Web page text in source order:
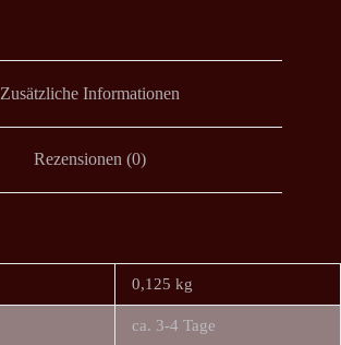
Zusätzliche Informationen
Rezensionen (0)
0,125 kg
ca. 3-4 Tage